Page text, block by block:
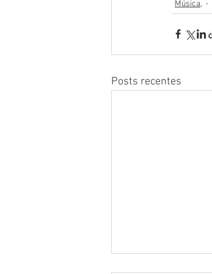
Música,
Posts recentes